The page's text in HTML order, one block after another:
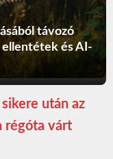
távozó
és AI-
után az
régóta várt